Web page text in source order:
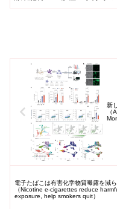
本太郎教授と日本大学医学部
新
電子たばこは有害化学物質曝露を減
（Nicotine e-cigarettes reduce
exposure, help smokers quit）